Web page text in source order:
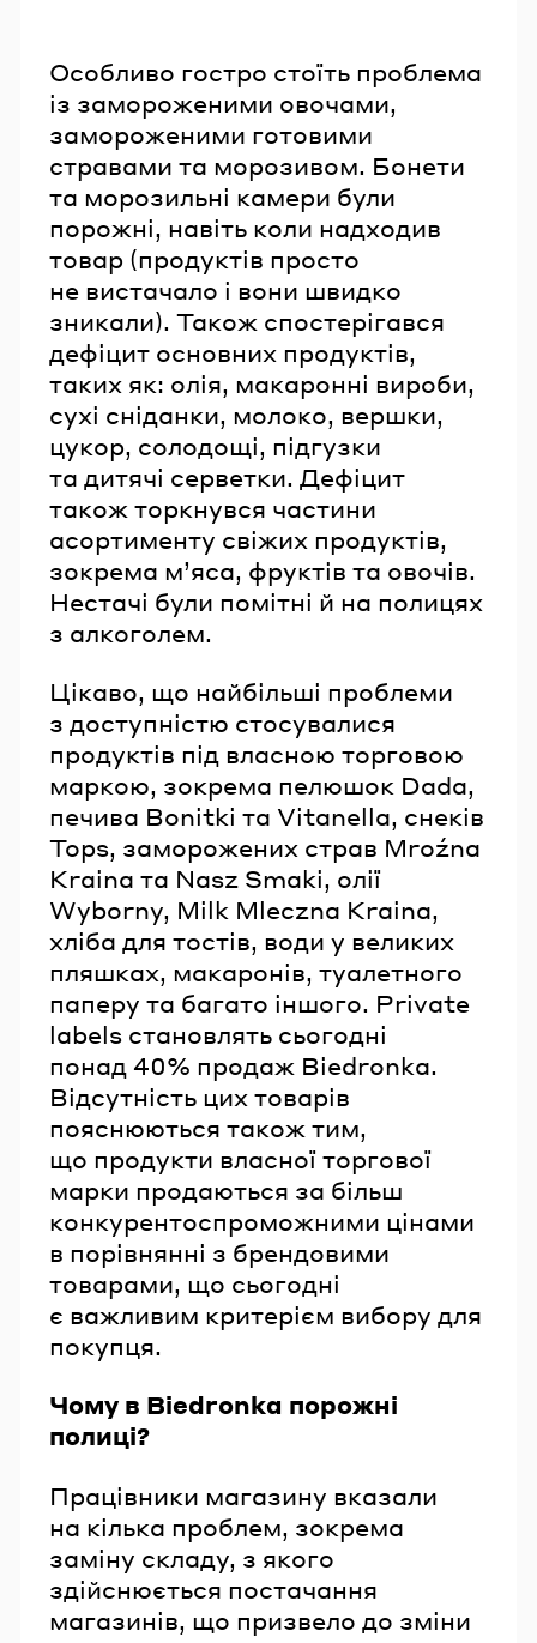
Особливо гостро стоїть проблема
із замороженими овочами,
замороженими готовими
стравами та морозивом. Бонети
та морозильні камери були
порожні, навіть коли надходив
товар (продуктів просто
не вистачало і вони швидко
зникали). Також спостерігався
дефіцит основних продуктів,
таких як: олія, макаронні вироби,
сухі сніданки, молоко, вершки,
цукор, солодощі, підгузки
та дитячі серветки. Дефіцит
також торкнувся частини
асортименту свіжих продуктів,
зокрема м’яса, фруктів та овочів.
Нестачі були помітні й на полицях
з алкоголем.
Цікаво, що найбільші проблеми
з доступністю стосувалися
продуктів під власною торговою
маркою, зокрема пелюшок Dada,
печива Bonitki та Vitanella, снеків
Tops, заморожених страв Mroźna
Kraina та Nasz Smaki, олії
Wyborny, Milk Mleczna Kraina,
хліба для тостів, води у великих
пляшках, макаронів, туалетного
паперу та багато іншого. Private
labels становлять сьогодні
понад 40% продаж Biedronka.
Відсутність цих товарів
пояснюються також тим,
що продукти власної торгової
марки продаються за більш
конкурентоспроможними цінами
в порівнянні з брендовими
товарами, що сьогодні
є важливим критерієм вибору для
покупця.
Чому в Biedronka порожні
полиці?
Працівники магазину вказали
на кілька проблем, зокрема
заміну складу, з якого
здійснюється постачання
магазинів, що призвело до зміни